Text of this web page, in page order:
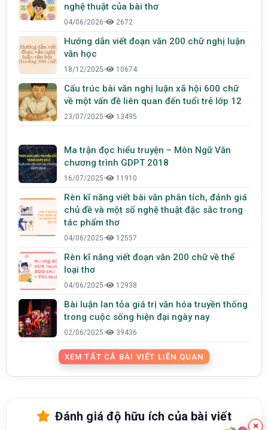
nghệ thuật của bài thơ
04/06/2026• 2672
Hướng dẫn viết đoạn văn 200 chữ nghị luận
văn học
18/12/2025• 10674
Cấu trúc bài văn nghị luận xã hội 600 chữ
về một vấn đề liên quan đến tuổi trẻ lớp 12
23/07/2025• 13495
Ma trận đọc hiểu truyện – Môn Ngữ Văn
chương trình GDPT 2018
16/07/2025• 11910
Rèn kĩ năng viết bài văn phân tích, đánh giá
chủ đề và một số nghệ thuật đặc sắc trong
tác phẩm thơ
04/06/2025• 12557
Rèn kĩ năng viết đoạn văn 200 chữ về thể
loại thơ
04/06/2025• 12938
Bài luận lan tỏa giá trị văn hóa truyền thống
trong cuộc sống hiện đại ngày nay
02/06/2025• 39436
XEM TẤT CẢ BÀI VIẾT LIÊN QUAN
Đánh giá độ hữu ích của bài viết
×